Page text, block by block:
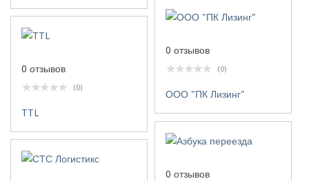
0 отзывов
(0)
ООО "ПК Лизинг"
0 отзывов
(0)
TTL
0 отзывов